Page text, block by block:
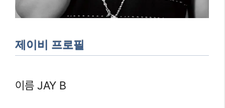
제이비 프로필
이름 JAY B